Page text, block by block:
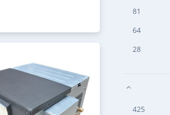
81
64
28
425